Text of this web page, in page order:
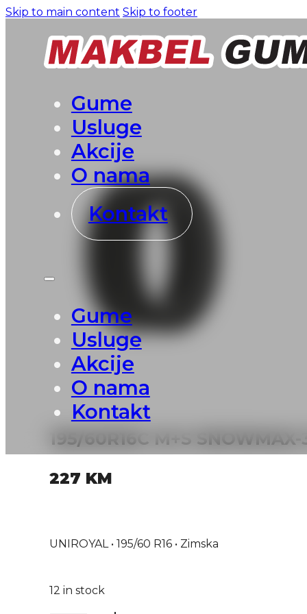
Skip to main content Skip to footer
Gume
Usluge
Akcije
O nama
Kontakt
Gume
Usluge
Akcije
O nama
Kontakt
195/60R16C M+S
227 KM
UNIROYAL • 195/60 R16 • Zimska
12 in stock